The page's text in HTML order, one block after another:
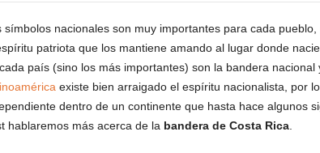
símbolos nacionales son muy importantes para cada
patriota que los mantiene amando al lugar donde
país (sino los más importantes) son la bandera nacional
existe bien arraigado el espíritu nacionalista, por
dentro de un continente que hasta hace algunos
hablaremos más acerca de la bandera de Costa Rica.